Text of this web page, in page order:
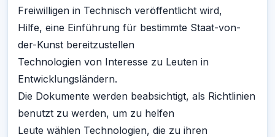
Freiwilligen in Technisch veröffentlicht wird,
Hilfe, eine Einführung für bestimmte Staat-von-
der-Kunst bereitzustellen
Technologien von Interesse zu Leuten in
Entwicklungsländern.
Die Dokumente werden beabsichtigt, als Richtlinien
benutzt zu werden, um zu helfen
Leute wählen Technologien, die zu ihren